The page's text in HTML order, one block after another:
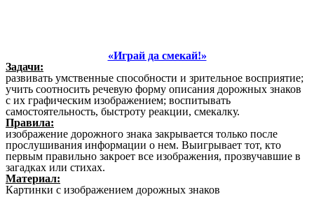
«Играй да смекай!»
Задачи:
развивать умственные способности и зрительное восприятие;
учить соотносить речевую форму описания дорожных знаков
с их графическим изображением; воспитывать
самостоятельность, быстроту реакции, смекалку.
Правила:
изображение дорожного знака закрывается только после
прослушивания информации о нем. Выигрывает тот, кто
первым правильно закроет все изображения, прозвучавшие в
загадках или стихах.
Материал:
Картинки с изображением дорожных знаков